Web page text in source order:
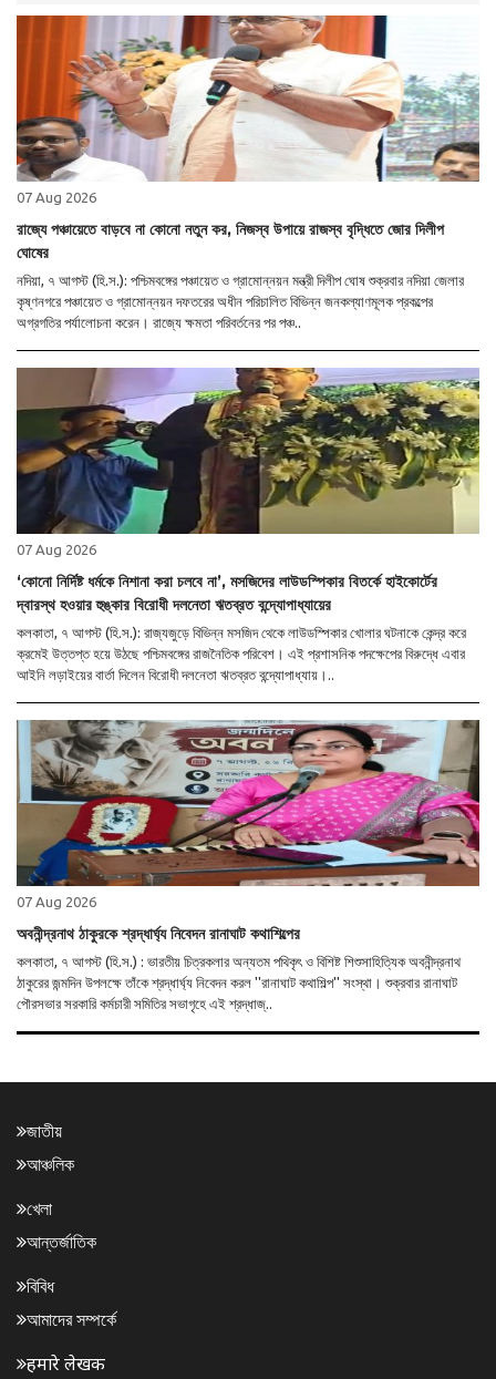
07 Aug 2026
রাজ্যে পঞ্চায়েতে বাড়বে না কোনো নতুন কর, নিজস্ব উপায়ে রাজস্ব বৃদ্ধিতে জোর দিলীপ
ঘোষের
নদিয়া, ৭ আগস্ট (হি.স.): পশ্চিমবঙ্গের পঞ্চায়েত ও গ্রামোন্নয়ন মন্ত্রী দিলীপ ঘোষ শুক্রবার নদিয়া জেলার
কৃষ্ণনগরে পঞ্চায়েত ও গ্রামোন্নয়ন দফতরের অধীন পরিচালিত বিভিন্ন জনকল্যাণমূলক প্রকল্পের
অগ্রগতির পর্যালোচনা করেন। রাজ্যে ক্ষমতা পরিবর্তনের পর পঞ্চ..
07 Aug 2026
‘কোনো নির্দিষ্ট ধর্মকে নিশানা করা চলবে না’, মসজিদের লাউডস্পিকার বিতর্কে হাইকোর্টের
দ্বারস্থ হওয়ার হুঙ্কার বিরোধী দলনেতা ঋতব্রত বন্দ্যোপাধ্যায়ের
কলকাতা, ৭ আগস্ট (হি.স.): রাজ্যজুড়ে বিভিন্ন মসজিদ থেকে লাউডস্পিকার খোলার ঘটনাকে কেন্দ্র করে
ক্রমেই উত্তপ্ত হয়ে উঠছে পশ্চিমবঙ্গের রাজনৈতিক পরিবেশ। এই প্রশাসনিক পদক্ষেপের বিরুদ্ধে এবার
আইনি লড়াইয়ের বার্তা দিলেন বিরোধী দলনেতা ঋতব্রত বন্দ্যোপাধ্যায়।..
07 Aug 2026
অবনীন্দ্রনাথ ঠাকুরকে শ্রদ্ধার্ঘ্য নিবেদন রানাঘাট কথাশিল্পের
কলকাতা, ৭ আগস্ট (হি.স.) : ভারতীয় চিত্রকলার অন্যতম পথিকৃৎ ও বিশিষ্ট শিশুসাহিত্যিক অবনীন্দ্রনাথ
ঠাকুরের জন্মদিন উপলক্ষে তাঁকে শ্রদ্ধার্ঘ্য নিবেদন করল ''রানাঘাট কথাশিল্প'' সংস্থা। শুক্রবার রানাঘাট
পৌরসভার সরকারি কর্মচারী সমিতির সভাগৃহে এই শ্রদ্ধাজ্..
জাতীয়
আঞ্চলিক
খেলা
আন্তর্জাতিক
বিবিধ
আমাদের সম্পর্কে
हमारे लेखक